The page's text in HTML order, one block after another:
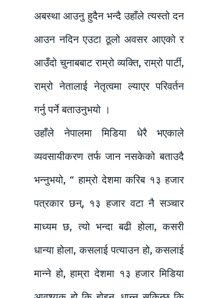
अबस्था आउनु हुदैन भन्दै उहाँले त्यस्तो दन
आउन नदिन एउटा ठूलो अवसर आएको र
आउँदो चुनाबबाट राम्रो व्यक्ति, राम्रो पार्टी,
राम्रो नेतालाई नेतृत्वमा ल्याएर परिवर्तन
गर्नु पर्ने बताउनुभयो ।
उहाँले नेपालमा मिडिया धेरै भएकाले
व्यवसायीकरण तर्फ जान नसकेको बताउदै
भन्नुभयो, “ हाम्रो देशमा करिब १३ हजार
पत्रकार छन्, १३ हजार वटा नै सञ्चार
माध्यम छ, त्यो भन्दा बढी होला, कसरी
धान्या होला, कसलाई पत्याउन हो, कसलाई
मान्ने हो, हाम्रा देशमा १३ हजार मिडिया